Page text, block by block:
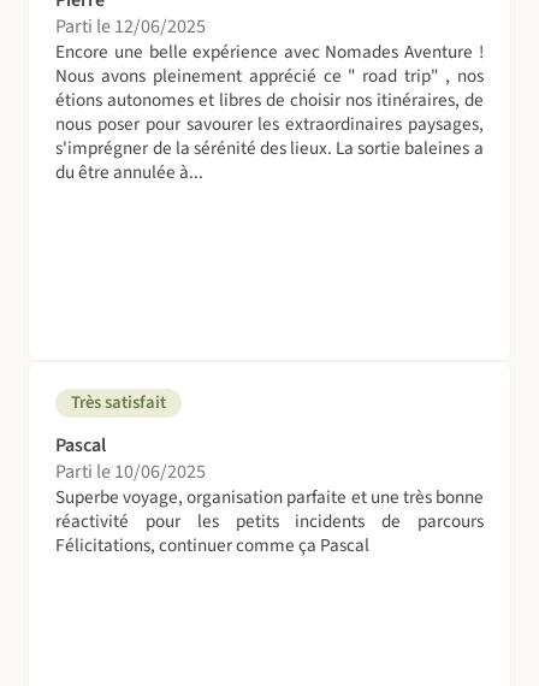
Parti le 12/06/2025
Encore une belle expérience avec Nomades Aventure !
Nous avons pleinement apprécié ce " road trip" , nos
étions autonomes et libres de choisir nos itinéraires, de
nous poser pour savourer les extraordinaires paysages,
s'imprégner de la sérénité des lieux. La sortie baleines a
du être annulée à...
Très satisfait
Pascal
Parti le 10/06/2025
Superbe voyage, organisation parfaite et une très bonne
réactivité pour les petits incidents de parcours
Félicitations, continuer comme ça Pascal